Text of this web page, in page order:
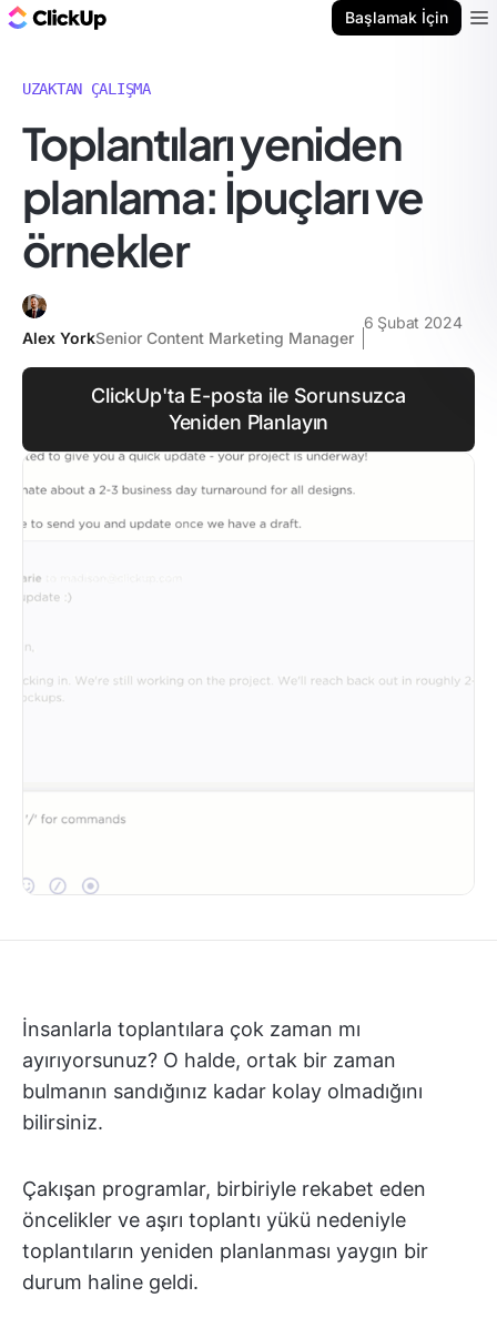
Başlamak İçin
UZAKTAN ÇALIŞMA
Toplantıları yeniden
planlama: İpuçları ve
örnekler
Alex YorkSenior Content Marketing Manager
6 Şubat 2024
ClickUp'ta E-posta ile Sorunsuzca
Yeniden Planlayın
İnsanlarla toplantılara çok zaman mı
ayırıyorsunuz? O halde, ortak bir zaman
bulmanın sandığınız kadar kolay olmadığını
bilirsiniz.
Çakışan programlar, birbiriyle rekabet eden
öncelikler ve aşırı toplantı yükü nedeniyle
toplantıların yeniden planlanması yaygın bir
durum haline geldi.